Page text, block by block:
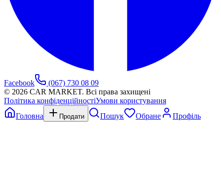
Facebook
(067) 730 08 09
© 2026 CAR MARKET. Всі права захищені
Політика конфіденційностіУмови користування
Головна
Продати Пошук Обране Профіль